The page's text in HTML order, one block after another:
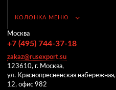
КОЛОНКА МЕНЮ
Москва
+7 (495) 744-37-18
zakaz@rusexport.su
123610, г. Москва,
ул. Краснопресненская набережная,
12, офис 982